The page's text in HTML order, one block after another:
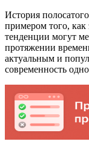
История
примером того, как
тенденции могут
протяжении
актуальным и
современность